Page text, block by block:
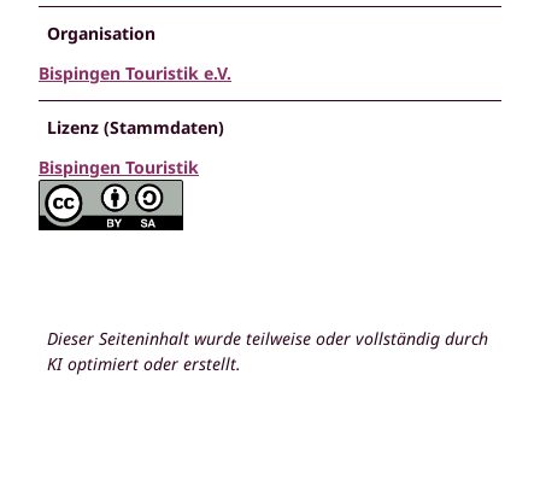
Organisation
Bispingen Touristik e.V.
Lizenz (Stammdaten)
Bispingen Touristik
Dieser Seiteninhalt wurde teilweise oder vollständig durch
KI optimiert oder erstellt.